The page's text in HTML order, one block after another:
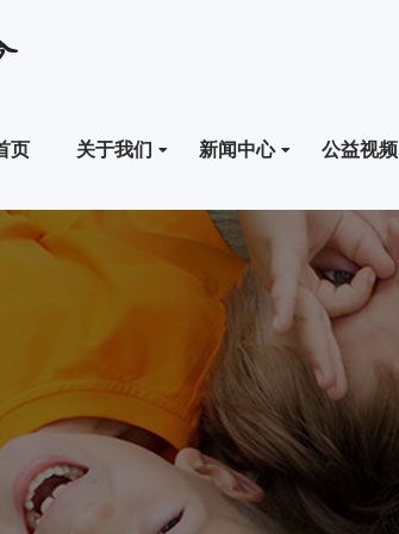
页 关于我们 新闻中心 公益视频